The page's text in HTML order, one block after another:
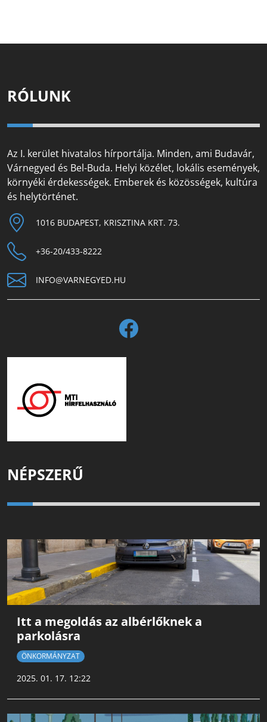
RÓLUNK
Az I. kerület hivatalos hírportálja. Minden, ami Budavár,
Várnegyed és Bel-Buda. Helyi közélet, lokális események,
környéki érdekességek. Emberek és közösségek, kultúra
és helytörténet.
1016 BUDAPEST, KRISZTINA KRT. 73.
+36-20/433-8222
INFO@VARNEGYED.HU
NÉPSZERŰ
Itt a megoldás az albérlőknek a
parkolásra
ÖNKORMÁNYZAT
2025. 01. 17. 12:22